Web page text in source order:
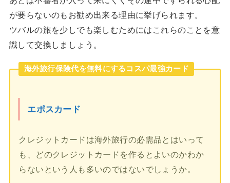
が要らないのもお勧め出来る理由に挙げられます。
ツバルの旅を少しでも楽しむためにはこれらのことを意
識して交換しましょう。
海外旅行保険代を無料にするコスパ最強カード
エポスカード
クレジットカードは海外旅行の必需品とはいって
も、どのクレジットカードを作るとよいのかわか
らないという人も多いのではないでしょうか。